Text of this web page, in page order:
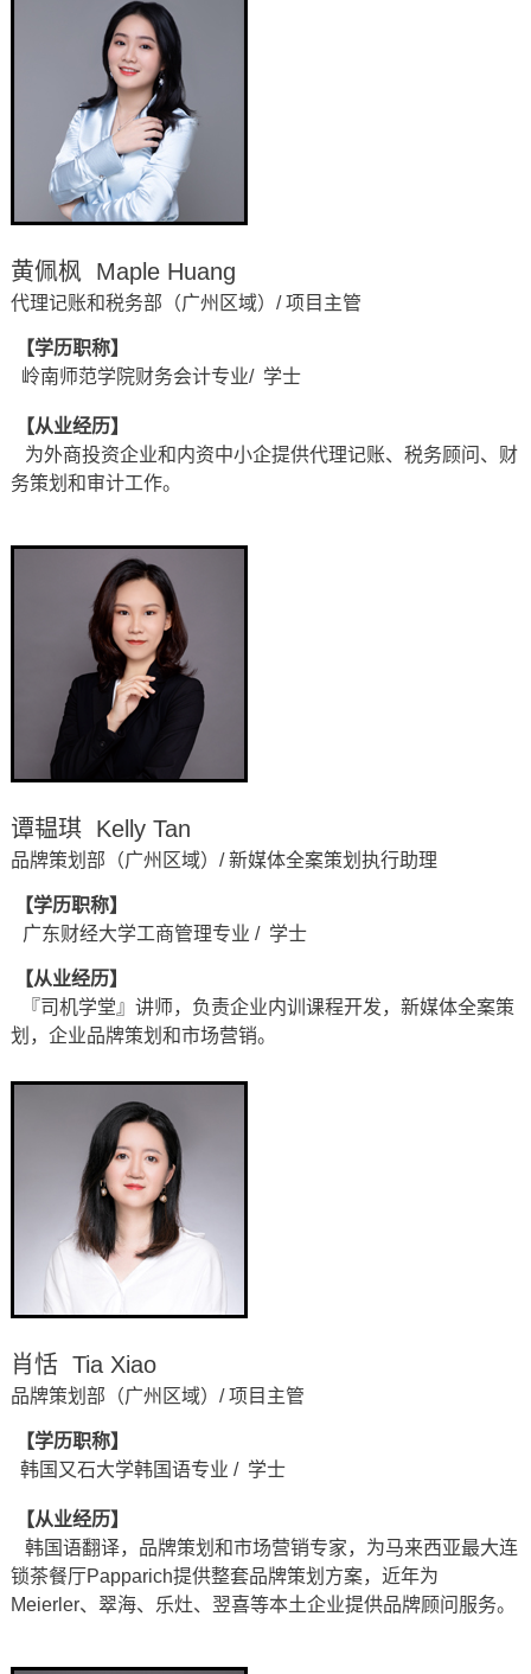
黄佩枫 Maple Huang
代理记账和税务部（广州区域）/ 项目主管
【学历职称】
岭南师范学院财务会计专业/ 学士
【从业经历】
为外商投资企业和内资中小企提供代理记账、税务顾问、财
务策划和审计工作。
谭韫琪 Kelly Tan
品牌策划部（广州区域）/ 新媒体全案策划执行助理
【学历职称】
广东财经大学工商管理专业 / 学士
【从业经历】
『司机学堂』讲师，负责企业内训课程开发，新媒体全案策
划，企业品牌策划和市场营销。
肖恬 Tia Xiao
品牌策划部（广州区域）/ 项目主管
【学历职称】
韩国又石大学韩国语专业 / 学士
【从业经历】
韩国语翻译，品牌策划和市场营销专家，为马来西亚最大连
锁茶餐厅Papparich提供整套品牌策划方案，近年为
Meierler、翠海、乐灶、翌喜等本土企业提供品牌顾问服务。